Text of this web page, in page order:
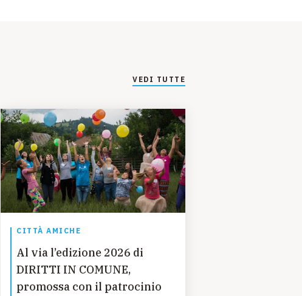
VEDI TUTTE
CITTÀ AMICHE
Al via l’edizione 2026 di
DIRITTI IN COMUNE,
promossa con il patrocinio